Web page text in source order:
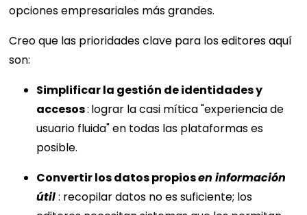
opciones empresariales más grandes.
Creo que las prioridades clave para los editores aquí
son:
Simplificar la gestión de identidades y
accesos: lograr la casi mítica "experiencia de
usuario fluida" en todas las plataformas es
posible.
Convertir los datos propiosen información
útil: recopilar datos no es suficiente; los